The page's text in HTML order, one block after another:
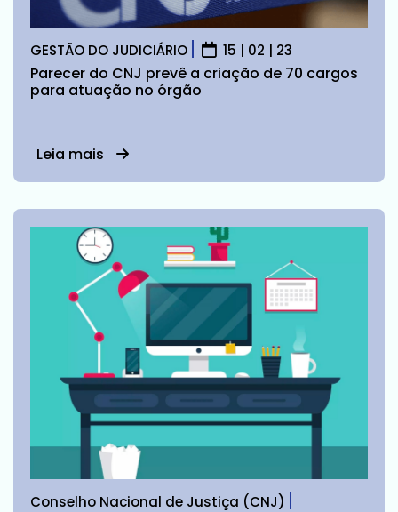
GESTÃO DO JUDICIÁRIO 15 | 02 | 23
Parecer do CNJ prevê a criação de 70 cargos
para atuação no órgão
Leia mais
Conselho Nacional de Justiça (CNJ)